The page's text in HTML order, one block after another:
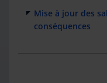
Mise à jour des
conséquences